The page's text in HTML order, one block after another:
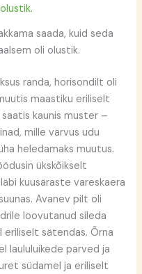
saada, kuid seda
oli olustik.
randa, horisondilt oli
maastiku eriliselt
saatis kaunis muster –
mille värvus udu
heledamaks muutus.
ükskõikselt
kuusäraste vareskaera
Avanev pilt oli
loovutanud sileda
eriliselt sätendas. Õrna
laululuikede parved ja
südamel ja eriliselt